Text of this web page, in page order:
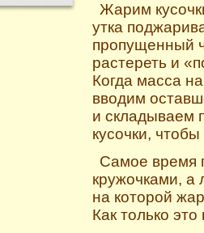
Жарим
утка
пропущенный
растереть и
Когда масса
вводим
и складываем
кусочки,
Самое время
кружочками, а
на которой
Как только